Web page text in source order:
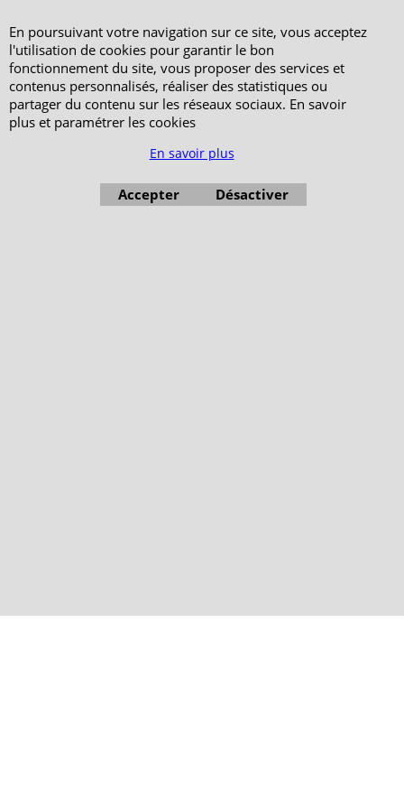
En poursuivant votre navigation sur ce site, vous acceptez
l'utilisation de cookies pour garantir le bon
fonctionnement du site, vous proposer des services et
contenus personnalisés, réaliser des statistiques ou
partager du contenu sur les réseaux sociaux. En savoir
plus et paramétrer les cookies
En savoir plus
Accepter Désactiver